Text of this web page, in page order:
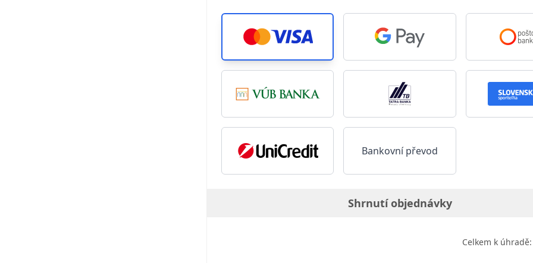
Bankovní převod
Shrnutí objednávky
Celkem k úhradě: